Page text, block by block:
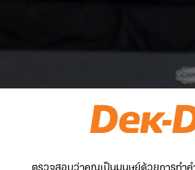
ตรวจสอบว่าคุณเป็นมนุษย์ด้วยการทำค